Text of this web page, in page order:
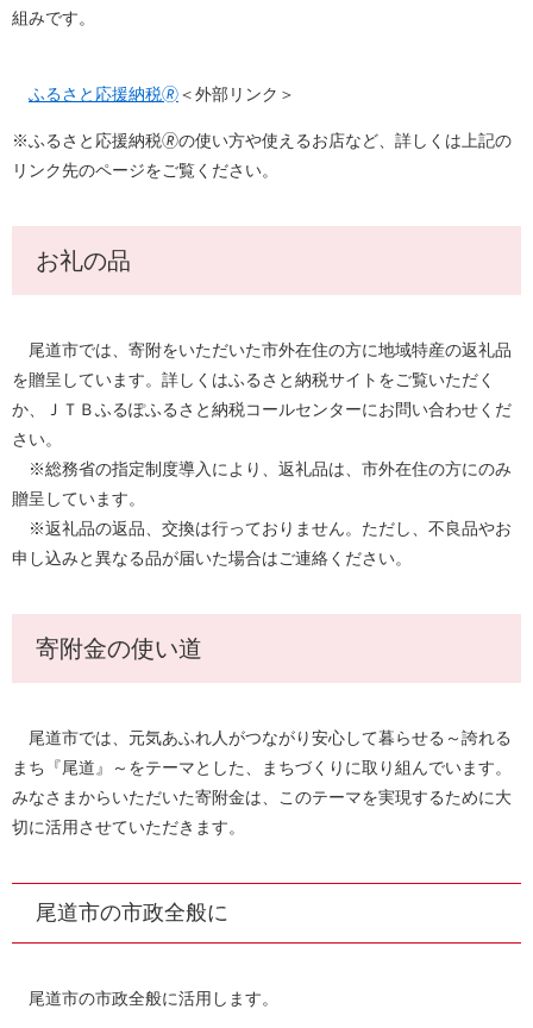
組みです。
ふるさと応援納税🄬＜外部リンク＞
※ふるさと応援納税🄬の使い方や使えるお店など、詳しくは上記の
リンク先のページをご覧ください。
お礼の品
尾道市では、寄附をいただいた市外在住の方に地域特産の返礼品
を贈呈しています。詳しくはふるさと納税サイトをご覧いただく
か、ＪＴＢ​ふるぽふるさと納税コールセンターにお問い合わせくだ
さい。
※総務省の指定制度導入により、返礼品は、市外在住の方にのみ
贈呈しています。
※返礼品の返品、交換は行っておりません。ただし、不良品やお
申し込みと異なる品が届いた場合はご連絡ください。
寄附金の使い道
尾道市では、元気あふれ人がつながり安心して暮らせる～誇れる
まち『尾道』～をテーマとした、まちづくりに取り組んでいます。
みなさまからいただいた寄附金は、このテーマを実現するために大
切に活用させていただきます。
尾道市の市政全般に
尾道市の市政全般に活用します。